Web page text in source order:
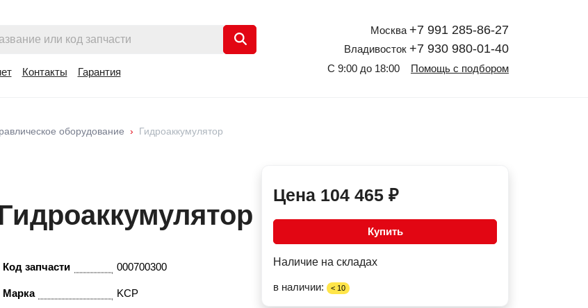
Контакты Гарантия
Москва +7 991 285-86-27
Владивосток +7 930 980-01-40
С 9:00 до 18:00 Помощь с подбором
оборудование Гидроаккумулятор
Код запчасти 000700300
Марка KCP
Цена 104 465 ₽
Купить
Наличие на складах
в наличии: < 10